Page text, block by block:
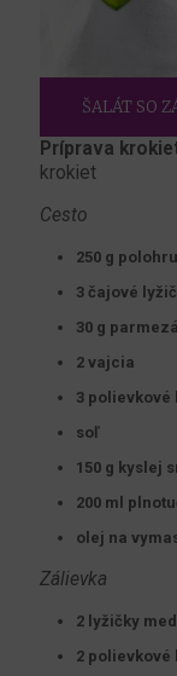
ŠALÁT SO
Príprava
krokiet
Cesto
250 g
3 čajové
30 g
2 vajcia
3
soľ
150 g kyslej
200 ml
olej na
Zálievka
2 lyžičky
2